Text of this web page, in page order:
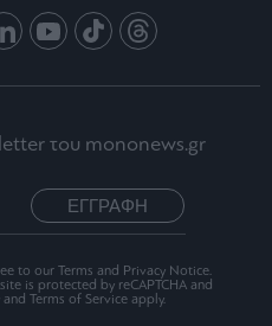
του mononews.gr
ΕΓΓΡΑΦΗ
to our Terms and Privacy Notice.
is protected by reCAPTCHA and
Terms of Service apply.